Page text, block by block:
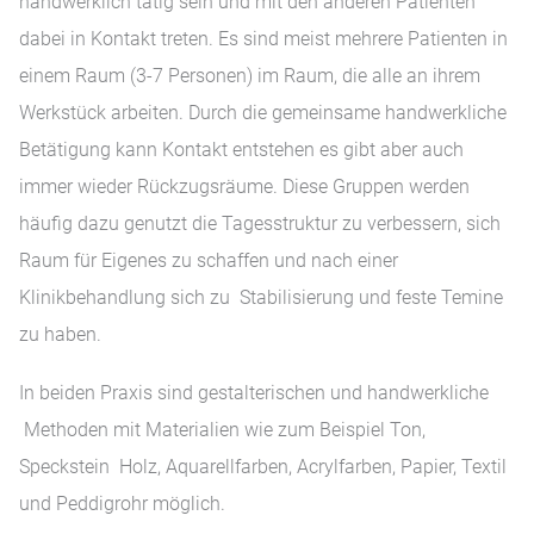
dabei in Kontakt treten. Es sind meist mehrere Patienten in
einem Raum (3-7 Personen) im Raum, die alle an ihrem
Werkstück arbeiten. Durch die gemeinsame handwerkliche
Betätigung kann Kontakt entstehen es gibt aber auch
immer wieder Rückzugsräume. Diese Gruppen werden
häufig dazu genutzt die Tagesstruktur zu verbessern, sich
Raum für Eigenes zu schaffen und nach einer
Klinikbehandlung sich zu Stabilisierung und feste Temine
zu haben.
In beiden Praxis sind gestalterischen und handwerkliche
Methoden mit Materialien wie zum Beispiel Ton,
Speckstein Holz, Aquarellfarben, Acrylfarben, Papier, Textil
und Peddigrohr möglich.